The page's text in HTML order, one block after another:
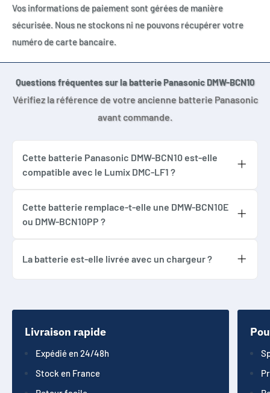
Panasonic DMC-LF1
Panasonic DMCLF1
Panasonic Lumix LF1
Vos informations de paiement sont gérées de manière
sécurisée. Nous ne stockons ni ne pouvons récupérer votre
numéro de carte bancaire.
Questions fréquentes sur la batterie Panasonic DMW-BCN10
Vérifiez la référence de votre ancienne batterie Panasonic
avant commande.
Cette batterie Panasonic DMW-BCN10 est-elle
compatible avec le Lumix DMC-LF1 ?
compatible avec l’appareil photo Panasonic
Lumix DMC-LF1. Vérifiez toujours la référence
commande.
Cette batterie remplace-t-elle une DMW-BCN10E
ou DMW-BCN10PP ?
Panasonic DMW-BCN10, DMW-BCN10E et
La batterie est-elle livrée avec un chargeur ?
inclus et doit être commandé séparément si
nécessaire.
Livraison rapide
Expédié en 24/48h
Stock en France